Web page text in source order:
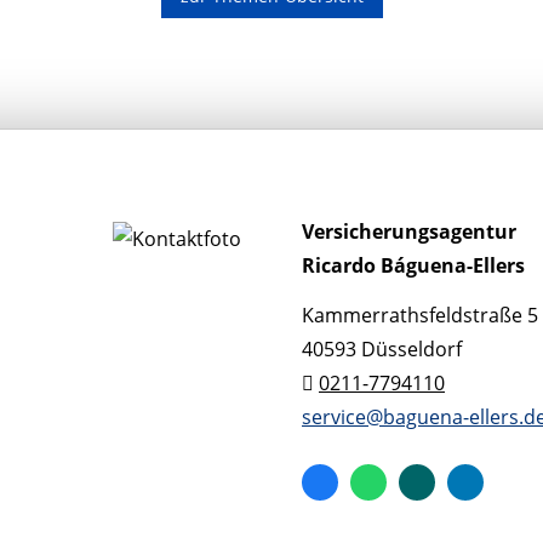
Versicherungsagentur
Ricardo Báguena-Ellers
Kammerrathsfeldstraße 5
40593 Düsseldorf
0211-7794110
service@baguena-